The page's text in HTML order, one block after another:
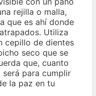
rejilla o malla,
que es ahí donde
Utiliza
cepillo de dientes
seco que se
que, cuanto
será para cumplir
la paz en tu